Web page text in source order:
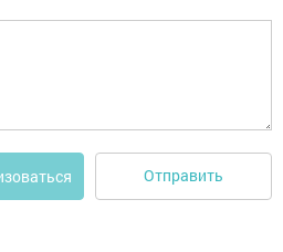
Отправить